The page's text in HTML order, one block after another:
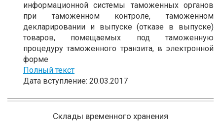
информационной системы таможенных органов
при таможенном контроле, таможенном
декларировании и выпуске (отказе в выпуске)
товаров, помещаемых под таможенную
процедуру таможенного транзита, в электронной
форме
Полный текст
Дата вступление: 20.03.2017
Склады временного хранения